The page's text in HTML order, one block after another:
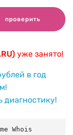
проверить
уже занято!
в год
диагностику!
Whois